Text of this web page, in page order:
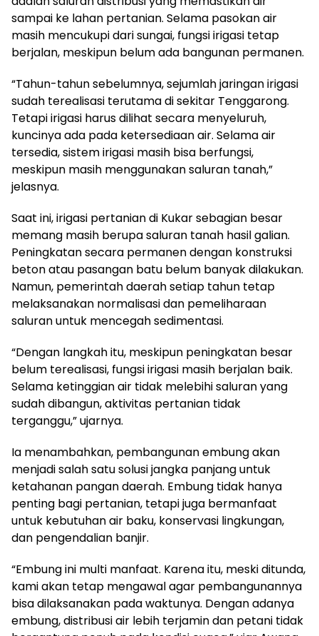
sampai ke lahan pertanian. Selama pasokan air
masih mencukupi dari sungai, fungsi irigasi tetap
berjalan, meskipun belum ada bangunan permanen.
“Tahun-tahun sebelumnya, sejumlah jaringan irigasi
sudah terealisasi terutama di sekitar Tenggarong.
Tetapi irigasi harus dilihat secara menyeluruh,
kuncinya ada pada ketersediaan air. Selama air
tersedia, sistem irigasi masih bisa berfungsi,
meskipun masih menggunakan saluran tanah,”
jelasnya.
Saat ini, irigasi pertanian di Kukar sebagian besar
memang masih berupa saluran tanah hasil galian.
Peningkatan secara permanen dengan konstruksi
beton atau pasangan batu belum banyak dilakukan.
Namun, pemerintah daerah setiap tahun tetap
melaksanakan normalisasi dan pemeliharaan
saluran untuk mencegah sedimentasi.
“Dengan langkah itu, meskipun peningkatan besar
belum terealisasi, fungsi irigasi masih berjalan baik.
Selama ketinggian air tidak melebihi saluran yang
sudah dibangun, aktivitas pertanian tidak
terganggu,” ujarnya.
Ia menambahkan, pembangunan embung akan
menjadi salah satu solusi jangka panjang untuk
ketahanan pangan daerah. Embung tidak hanya
penting bagi pertanian, tetapi juga bermanfaat
untuk kebutuhan air baku, konservasi lingkungan,
dan pengendalian banjir.
“Embung ini multi manfaat. Karena itu, meski ditunda,
kami akan tetap mengawal agar pembangunannya
bisa dilaksanakan pada waktunya. Dengan adanya
embung, distribusi air lebih terjamin dan petani tidak